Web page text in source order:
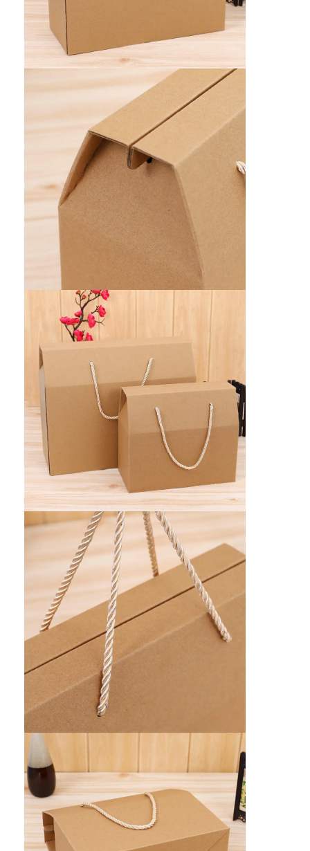
caja de papel plegable
Cuadro de visualización del contador
Los que se mueven en las estanterías
Bolso de empaquetado de la máscara facial
Impresión de folletos a medida
Paquete rojo personalizado